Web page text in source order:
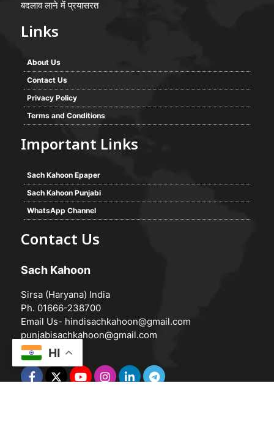
बदलाव लाने में प्रयासरत
Links
About Us
Contact Us
Privacy Policy
Terms and Conditions
Important Links
Sach Kahoon Epaper
Sach Kahoon Punjabi
WhatsApp Channel
Contact Us
Sach Kahoon
Sirsa (Haryana) India
Ph. 01666-238700
Email Us- hindisachkahoon@gmail.com
punjabisachkahoon@gmail.com
HI